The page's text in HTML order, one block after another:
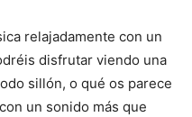
relajadamente con un
disfrutar viendo una
sillón, o qué os parece
con un sonido más que